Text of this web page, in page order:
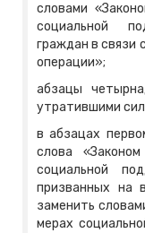
словами
социальной
граждан в связи
операции»;
абзацы
утратившими
в абзацах
слова
социальной
призванных на
заменить
мерах